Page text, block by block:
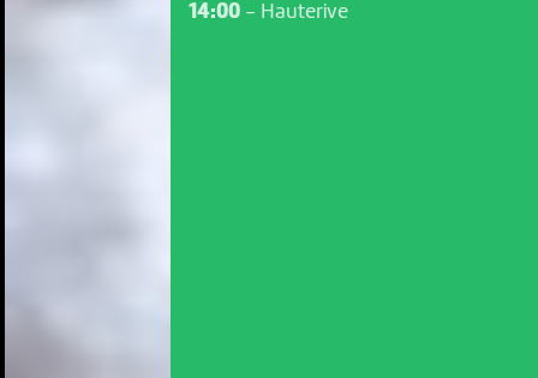
14:00- Hauterive